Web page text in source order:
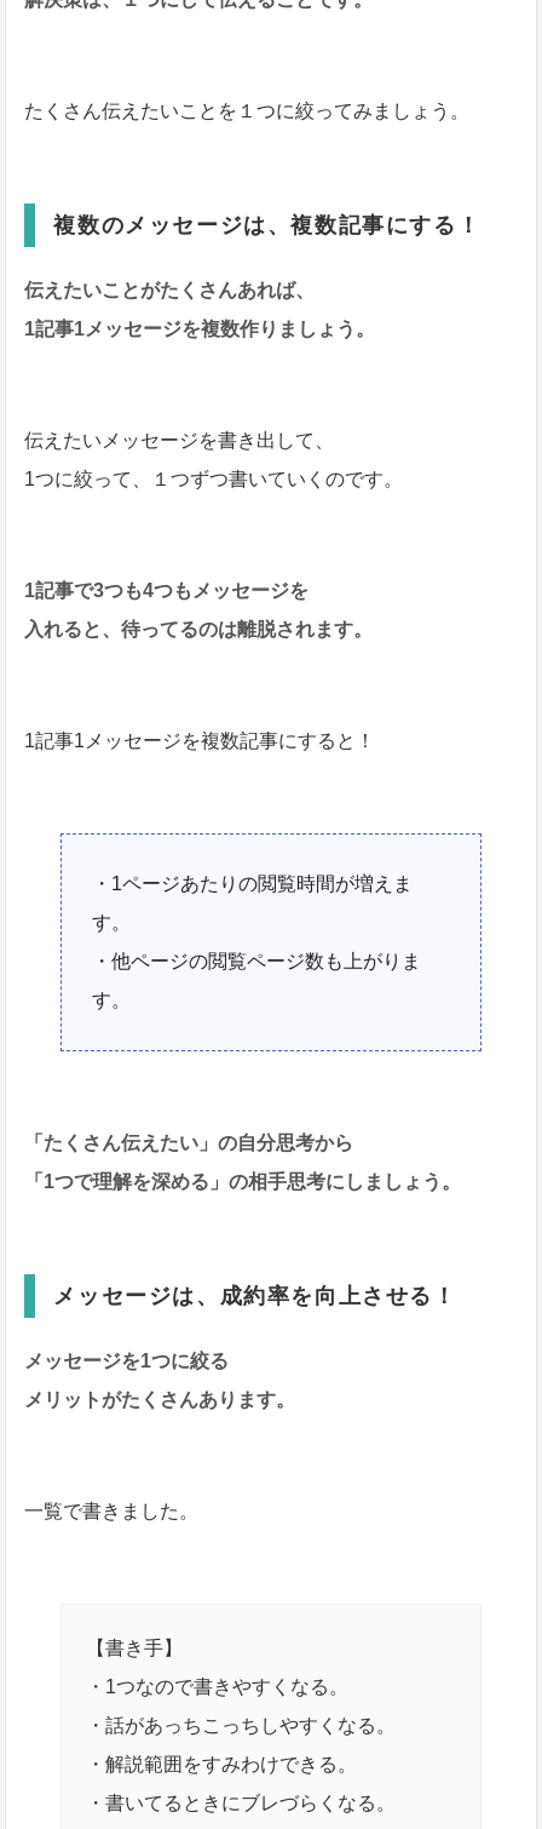
たくさん伝えたいことを１つに絞ってみましょう。
複数のメッセージは、複数記事にする！
伝えたいことがたくさんあれば、
1記事1メッセージを複数作りましょう。
伝えたいメッセージを書き出して、
1つに絞って、１つずつ書いていくのです。
1記事で3つも4つもメッセージを
入れると、待ってるのは離脱されます。
1記事1メッセージを複数記事にすると！
・1ページあたりの閲覧時間が増えま
す。
・他ページの閲覧ページ数も上がりま
す。
「たくさん伝えたい」の自分思考から
「1つで理解を深める」の相手思考にしましょう。
メッセージは、成約率を向上させる！
メッセージを1つに絞る
メリットがたくさんあります。
一覧で書きました。
【書き手】
・1つなので書きやすくなる。
・話があっちこっちしやすくなる。
・解説範囲をすみわけできる。
・書いてるときにブレづらくなる。